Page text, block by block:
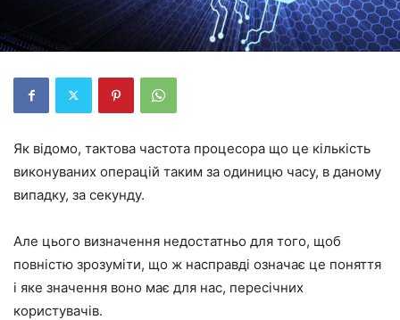
Як відомо, тактова частота процесора що це кількість
виконуваних операцій таким за одиницю часу, в даному
випадку, за секунду.
Але цього визначення недостатньо для того, щоб
повністю зрозуміти, що ж насправді означає це поняття
і яке значення воно має для нас, пересічних
користувачів.